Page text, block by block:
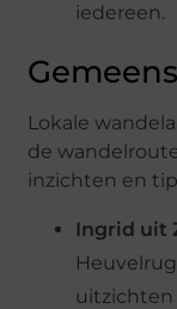
iedereen.
Lokale
de
inzichten en
Ingrid uit
uitzichten